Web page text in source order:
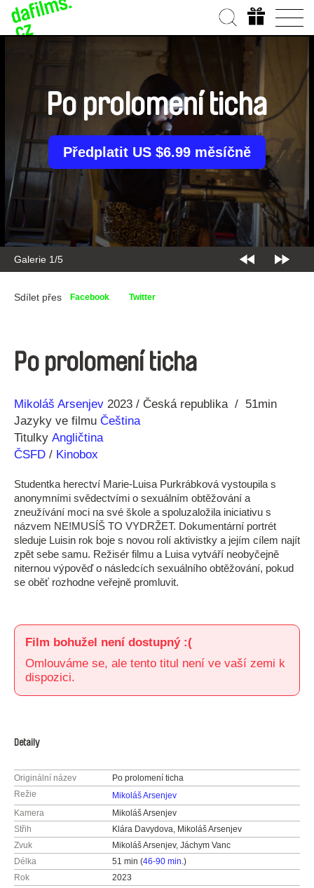
Galerie 2/5
Po prolomení ticha
Předplatit US $6.99 měsíčně
Sdílet přes Facebook Twitter
Po prolomení ticha
Režie
Mikoláš Arsenjev
Rok 2023 Česká republika
51min
Jazyky ve filmu Čeština
Titulky Angličtina
ČSFD / Kinobox
Studentka herectví Marie-Luisa Purkrábková vystoupila s
anonymními svědectvími o sexuálním obtěžování a
zneužívání moci na své škole a spoluzaložila iniciativu s
názvem NE!MUSÍŠ TO VYDRŽET. Dokumentární portrét
sleduje Luisin rok boje s novou rolí aktivistky a jejím cílem najít
zpět sebe samu. Režisér filmu a Luisa vytváří neobyčejně
niternou výpověď o následcích sexuálního obtěžování, pokud
se oběť rozhodne veřejně promluvit.
Film bohužel není dostupný :(
Omlouváme se, ale tento titul není ve vaší zemi k
dispozici.
Detaily
Originální název
Po prolomení ticha
Režie
Mikoláš Arsenjev
Kamera
Mikoláš Arsenjev
Střih
Klára Davydova, Mikoláš Arsenjev
Zvuk
Mikoláš Arsenjev, Jáchym Vanc
Délka
51 min (46-90 min.)
Rok
2023